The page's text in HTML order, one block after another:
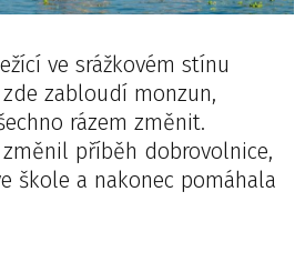
ve srážkovém stínu
zabloudí monzun,
rázem změnit.
příběh dobrovolnice,
škole a nakonec pomáhala